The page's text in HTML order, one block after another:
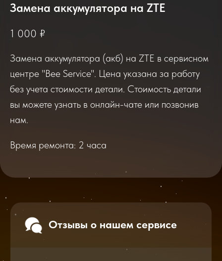
Замена аккумулятора на ZTE
1 000 ₽
Замена аккумулятора (акб) на ZTE в сервисном
центре "Bee Service". Цена указана за работу
без учета стоимости детали. Стоимость детали
вы можете узнать в онлайн-чате или позвонив
нам.
Время ремонта: 2 часа
Если вы обращались в наш сервисный центр,
просим вас поделиться своим отзывом. Нам
очень важно услышать ваше мнение о
Отзывы о нашем сервисе
Перейти